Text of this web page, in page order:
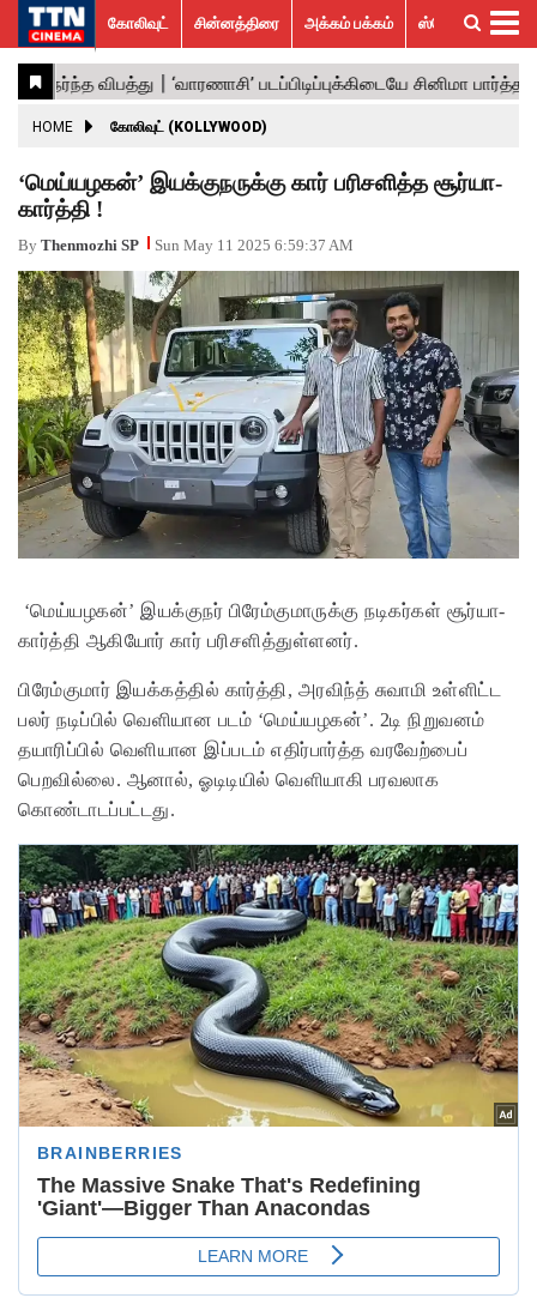
கோலிவுட்
சின்னத்திரை
பாலிவுட்
ஹாலிவுட்
அக்கம்
பக்கம்
ஸ்பெஷல்
ஸ்டோரீஸ்
விமர்சனம்
GALLERY
ACTRESS
ACTORS
MOVIESTILLS
EVENTS
VIDEOS
What’s
Hot
Trending
News
கோலிவுட் சின்னத்திரை அக்கம் பக்கம் ஸ்பெஷல் ஸ்டோரீஸ்
HOME கோலிவுட் (KOLLYWOOD)
‘மெய்யழகன்’ இயக்குநருக்கு கார் பரிசளித்த சூர்யா-
கார்த்தி !
By Thenmozhi SP Sun May 11 2025 6:59:37 AM
‘மெய்யழகன்’ இயக்குநர் பிரேம்குமாருக்கு நடிகர்கள் சூர்யா-
கார்த்தி ஆகியோர் கார் பரிசளித்துள்ளனர்.
பிரேம்குமார் இயக்கத்தில் கார்த்தி, அரவிந்த் சுவாமி உள்ளிட்ட
பலர் நடிப்பில் வெளியான படம் ‘மெய்யழகன்’. 2டி நிறுவனம்
தயாரிப்பில் வெளியான இப்படம் எதிர்பார்த்த வரவேற்பைப்
பெறவில்லை. ஆனால், ஓடிடியில் வெளியாகி பரவலாக
கொண்டாடப்பட்டது.